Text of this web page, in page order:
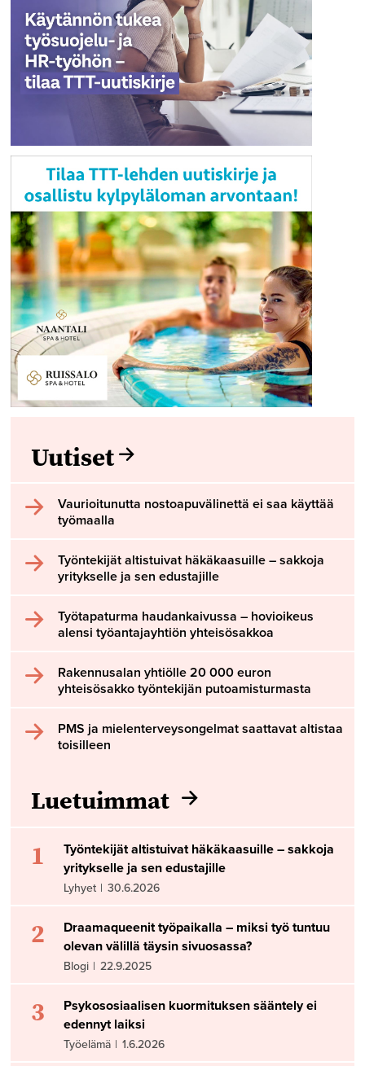
Uutiset
Vaurioitunutta nostoapuvälinettä ei saa käyttää
työmaalla
Työntekijät altistuivat häkäkaasuille – sakkoja
yritykselle ja sen edustajille
Työtapaturma haudankaivussa – hovioikeus
alensi työantajayhtiön yhteisösakkoa
Rakennusalan yhtiölle 20 000 euron
yhteisösakko työntekijän putoamisturmasta
PMS ja mielenterveysongelmat saattavat altistaa
toisilleen
Luetuimmat
1
Työntekijät altistuivat häkäkaasuille – sakkoja
yritykselle ja sen edustajille
Lyhyet | 30.6.2026
2
Draamaqueenit työpaikalla – miksi työ tuntuu
olevan välillä täysin sivuosassa?
Blogi | 22.9.2025
3
Psykososiaalisen kuormituksen sääntely ei
edennyt laiksi
Työelämä | 1.6.2026